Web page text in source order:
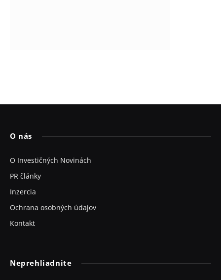
O nás
O Investičných Novinách
PR články
Inzercia
Ochrana osobných údajov
Kontakt
Neprehliadnite